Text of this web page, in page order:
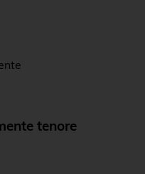
tenore